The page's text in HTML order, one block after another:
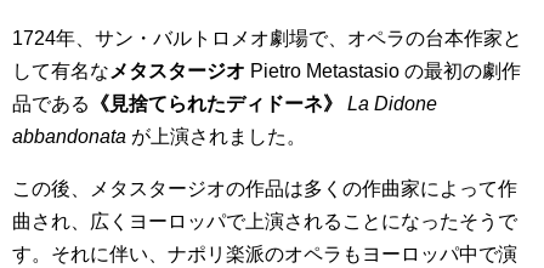
1724年、サン・バルトロメオ劇場で、オペラの台本作家と
して有名な メタスタージオ Pietro Metastasio の最初の劇作
品である
《見捨てられたディドーネ》 La Didone
abbandonata が上演されました。
この後、メタスタージオの作品は多くの作曲家によって作
曲され、広くヨーロッパで上演されることになったそうで
す。それに伴い、ナポリ楽派のオペラもヨーロッパ中で演